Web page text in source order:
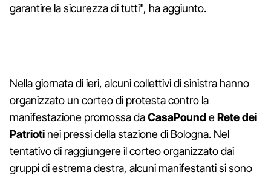
garantire la sicurezza di tutti", ha aggiunto.
Nella giornata di ieri, alcuni collettivi di sinistra hanno
organizzato un corteo di protesta contro la
manifestazione promossa daCasaPound eRetedei
Patrioti nei pressi della stazione di Bologna. Nel
tentativo di raggiungere il corteo organizzato dai
gruppi di estrema destra, alcuni manifestanti si sono